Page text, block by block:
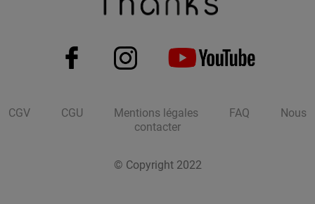
CGV CGU Mentions légales FAQ
Nous
contacter
© Copyright 2022